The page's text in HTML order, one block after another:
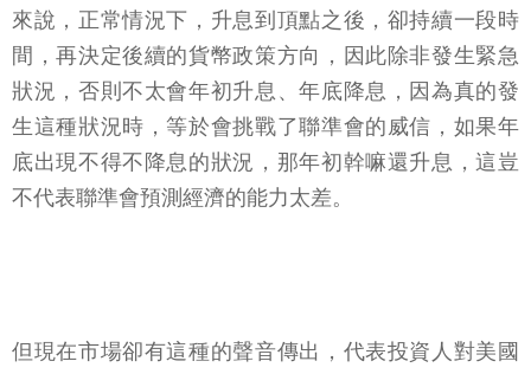
來說，正常情況下，升息到頂點之後，卻持續一段時
間，再決定後續的貨幣政策方向，因此除非發生緊急
狀況，否則不太會年初升息、年底降息，因為真的發
生這種狀況時，等於會挑戰了聯準會的威信，如果年
底出現不得不降息的狀況，那年初幹嘛還升息，這豈
不代表聯準會預測經濟的能力太差。
但現在市場卻有這種的聲音傳出，代表投資人對美國